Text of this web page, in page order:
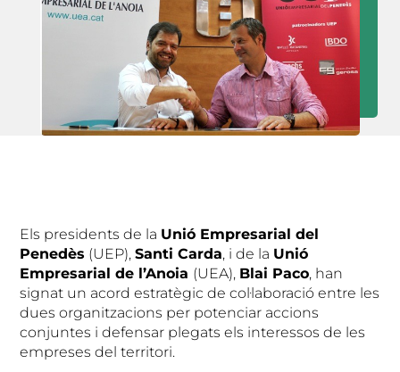
Els presidents de la Unió Empresarial del
Penedès (UEP),Santi Carda, i de la Unió
Empresarial de l’Anoia (UEA), Blai Paco, han
signat un acord estratègic de col·laboració entre les
dues organitzacions per potenciar accions
conjuntes i defensar plegats els interessos de les
empreses del territori.